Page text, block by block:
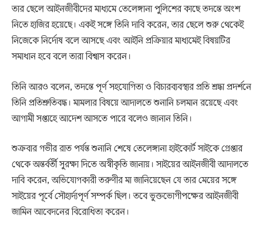
তার ছেলে আইনজীবীদের মাধ্যমে তেলেঙ্গানা পুলিশের কাছে তদন্তে অংশ
নিতে হাজির হয়েছে। একই সঙ্গে তিনি দাবি করেন, তার ছেলে শুরু থেকেই
নিজেকে নির্দোষ বলে আসছে এবং আইনি প্রক্রিয়ার মাধ্যমেই বিষয়টির
সমাধান হবে বলে তারা বিশ্বাস করেন।
তিনি আরও বলেন, তদন্তে পূর্ণ সহযোগিতা ও বিচারব্যবস্থার প্রতি শ্রদ্ধা প্রদর্শনে
তিনি প্রতিশ্রুতিবদ্ধ। মামলার বিষয়ে আদালতে শুনানি চলমান রয়েছে এবং
আগামী সপ্তাহে আদেশ আসতে পারে বলেও জানান তিনি।
শুক্রবার গভীর রাত পর্যন্ত শুনানি শেষে তেলেঙ্গানা হাইকোর্ট সাইকে গ্রেপ্তার
থেকে অন্তর্বর্তী সুরক্ষা দিতে অস্বীকৃতি জানায়। সাইয়ের আইনজীবী আদালতে
দাবি করেন, অভিযোগকারী তরুণীর মা জানিয়েছেন যে তার মেয়ের সঙ্গে
সাইয়ের পূর্বে সৌহার্দ্যপূর্ণ সম্পর্ক ছিল। তবে ভুক্তভোগীপক্ষের আইনজীবী
জামিন আবেদনের বিরোধিতা করেন।